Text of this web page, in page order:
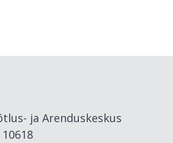
ja Arenduskeskus